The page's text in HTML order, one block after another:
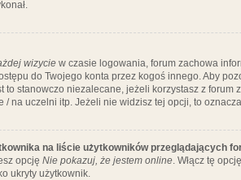
wizycie w czasie logowania, forum zachowa
do Twojego konta przez kogoś innego. Aby
stanowczo niezalecane, jeżeli korzystasz z forum
na uczelni itp. Jeżeli nie widzisz tej opcji, to
na liście użytkowników przeglądających
opcję Nie pokazuj, że jestem online. Włącz tę
ukryty użytkownik.